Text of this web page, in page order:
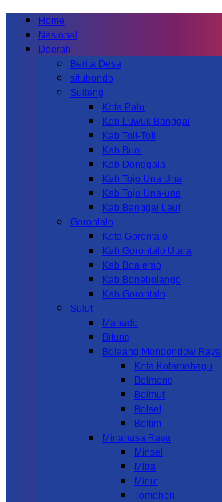
Home
Nasional
Daerah
Berita Desa
situbondo
Sulteng
Kota Palu
Kab.Luwuk Banggai
Kab.Toli-Toli
Kab.Buol
Kab.Donggala
Kab Tojo Una Una
Kab.Tojo Una-una
Kab.Banggai Laut
Gorontalo
Kota Gorontalo
Kab Gorontalo Utara
Kab Boalemo
Kab.Bonebolango
Kab.Gorontalo
Sulut
Manado
Bitung
Bolaang Mongondow Raya
Kota Kotamobagu
Bolmong
Bolmut
Bolsel
Boltim
Minahasa Raya
Minsel
Mitra
Minut
Tomohon